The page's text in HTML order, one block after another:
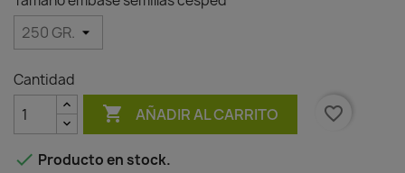
Cantidad
 AÑADIR AL CARRITO favorite_border
 Producto en stock.